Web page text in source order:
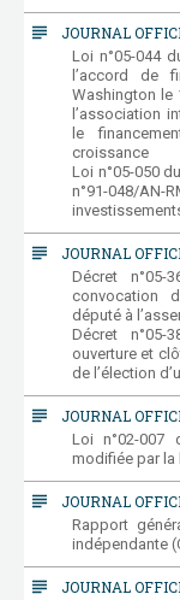
subject JOURNAL
Loi n°05-044
l’accord de
Washington le
l’association
le
croissance
Loi n°05-050
n°91-048/
subject JOURNAL
Décret n°05-
convocation
député à
Décret n°05-
ouverture et
de l’élection
subject JOURNAL
Loi n°02-007
modifiée par la
subject JOURNAL
Rapport
indépendante
subject JOURNAL